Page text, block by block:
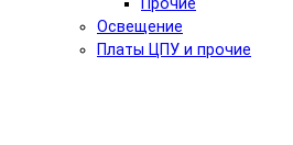
Освещение
Платы ЦПУ и прочие